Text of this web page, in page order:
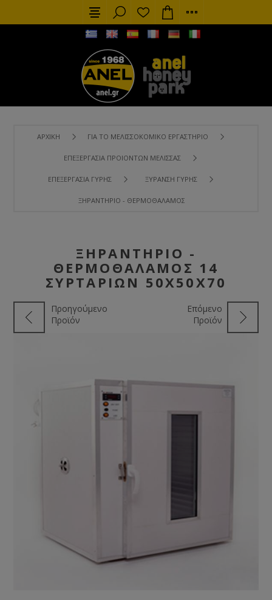
ΑΡΧΙΚΉ ΓΙΑ ΤΟ ΜΕΛΙΣΣΟΚΟΜΙΚΌ ΕΡΓΑΣΤΉΡΙΟ
ΕΠΕΞΕΡΓΑΣΊΑ ΠΡΟΙΌΝΤΩΝ ΜΈΛΙΣΣΑΣ
ΕΠΕΞΕΡΓΑΣΊΑ ΓΎΡΗΣ ΞΥΡΑΝΣΗ ΓΎΡΗΣ
ΞΗΡΑΝΤΉΡΙΟ - ΘΕΡΜΟΘΆΛΑΜΟΣ 14 ΣΥΡΤΑΡΙΩΝ 50X50X70
ΞΗΡΑΝΤΉΡΙΟ -
ΘΕΡΜΟΘΆΛΑΜΟΣ 14
ΣΥΡΤΑΡΙΩΝ 50X50X70
Προηγούμενο
Προϊόν
Επόμενο
Προϊόν